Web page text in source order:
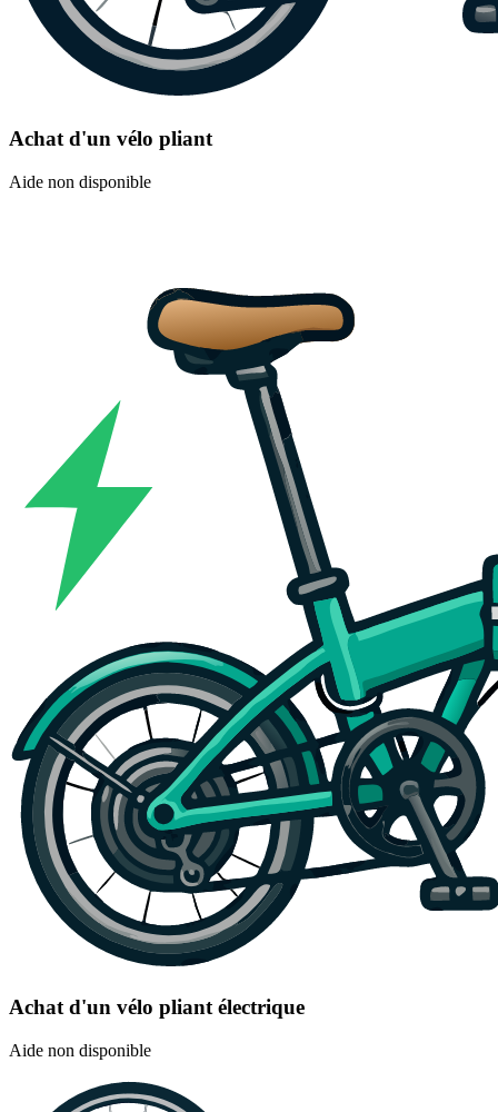
Achat d'un vélo pliant
Aide non disponible
Achat d'un vélo pliant électrique
Aide non disponible